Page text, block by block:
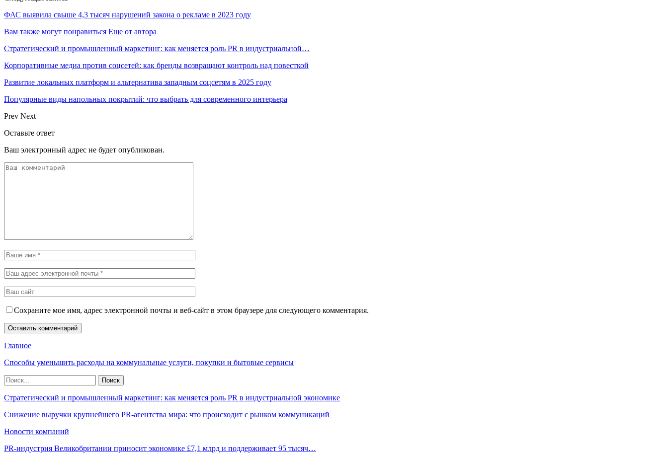
ФАС выявила свыше 4,3 тысяч нарушений закона о рекламе в 2023 году
Вам также могут понравиться Еще от автора
Стратегический и промышленный маркетинг: как меняется роль PR в индустриальной…
Корпоративные медиа против соцсетей: как бренды возвращают контроль над повесткой
Развитие локальных платформ и альтернатива западным соцсетям в 2025 году
Популярные виды напольных покрытий: что выбрать для современного интерьера
Prev Next
Оставьте ответ
Ваш электронный адрес не будет опубликован.
Сохраните мое имя, адрес электронной почты и веб-сайт в этом браузере для следующего комментария.
Главное
Способы уменьшить расходы на коммунальные услуги, покупки и бытовые сервисы
Стратегический и промышленный маркетинг: как меняется роль PR в индустриальной экономике
Снижение выручки крупнейшего PR-агентства мира: что происходит с рынком коммуникаций
Новости компаний
PR-индустрия Великобритании приносит экономике £7,1 млрд и поддерживает 95 тысяч…